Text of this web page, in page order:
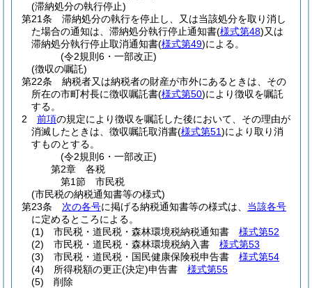
(滞納処分の執行停止)
第21条
滞納処分の執行を停止し、又は当該処分を取り消し
た場合の通知は、滞納処分執行停止通知書(様式第48)又は
滞納処分執行停止取消通知書(様式第49)による。
(令2規則6・一部改正)
(徴収の嘱託)
第22条
納税者又は納税者の財産が市外にあるときは、その
所在の市町村長に徴収嘱託書(様式第50)により徴収を嘱託
する。
2
前項の規定により徴収を嘱託した後において、その理由が
消滅したときは、徴収嘱託取消書(様式第51)により取り消
すものとする。
(令2規則6・一部改正)
第2章
各税
第1節
市民税
(市民税の納税通知書等の様式)
第23条
次の各号に掲げる納税通知書等の様式は、 当該各号
に定めるところによる。
(1)
市民税・道民税・森林環境税納税通知書 様式第52
(2)
市民税・道民税・森林環境税納入書 様式第53
(3)
市民税・道民税・国民健康保険税申告書 様式第54
(4)
所得税額の更正(決定)申告書 様式第55
(5)
削除